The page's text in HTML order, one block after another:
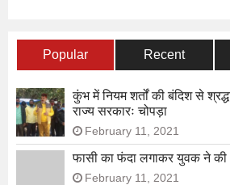
Popular Recent
कुंभ में नियम शर्तों की बंदिश से
राज्य सरकारः चोपड़ा
February 11, 2021
फासी का फंदा लगाकर युवक ने की
February 11, 2021